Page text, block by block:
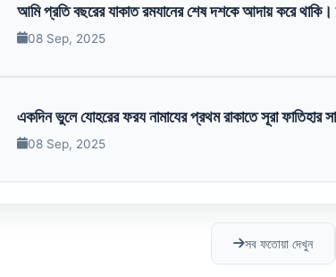
আমি প্রতি বছরের যাকাত রমযানের শেষ দশকে আদায় করে
08 Sep, 2025
একদিন ভুলে যোহরের ফরয নামাযের প্রথম রাকাতে সূরা ফাতিহার
08 Sep, 2025
সব ফতোয়া দেখুন